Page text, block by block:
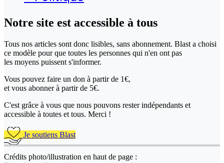
Notre site est accessible à tous
Tous nos articles sont donc lisibles, sans abonnement. Blast a choisi
ce modèle pour que toutes les personnes qui n'en ont pas
les moyens puissent s'informer.
Vous pouvez faire un don à partir de 1€,
et vous abonner à partir de 5€.
C'est grâce à vous que nous pouvons rester indépendants et
accessible à toutes et tous. Merci !
Je soutiens Blast
Crédits photo/illustration en haut de page :